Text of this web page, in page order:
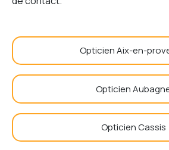
Opticien Aix-en-
Opticien
Opticien Cassis